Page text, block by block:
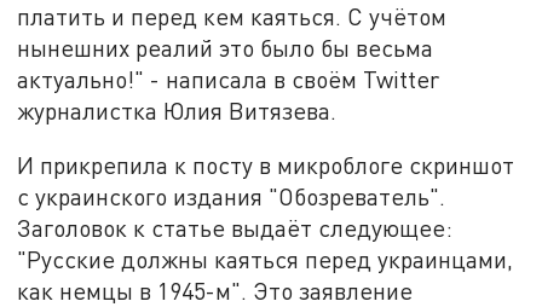
платить и перед кем каяться. С учётом
нынешних реалий это было бы весьма
актуально!" - написала в своём Twitter
журналистка Юлия Витязева.
И прикрепила к посту в микроблоге скриншот
с украинского издания "Обозреватель".
Заголовок к статье выдаёт следующее:
"Русские должны каяться перед украинцами,
как немцы в 1945-м". Это заявление